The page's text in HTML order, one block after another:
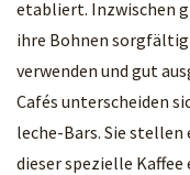
etabliert. Inzwischen
ihre Bohnen
verwenden und gut
Cafés unterscheiden
leche-Bars. Sie stellen
dieser spezielle